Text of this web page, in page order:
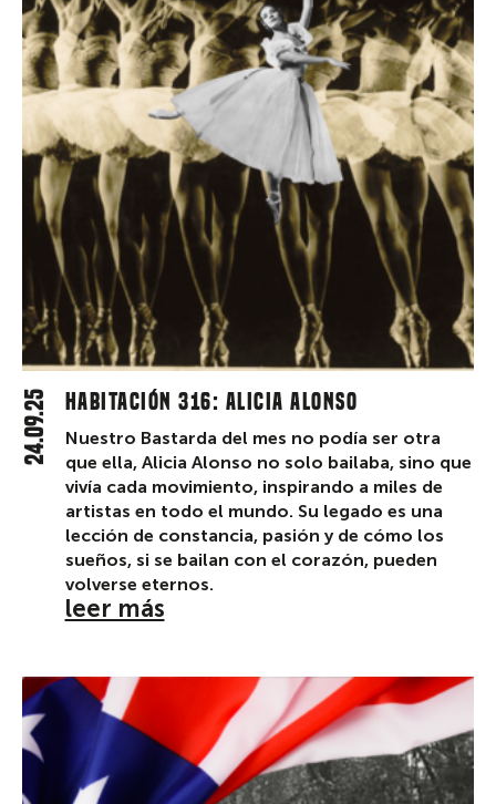
Habitación 316: Alicia Alonso
24.09.25
Nuestro Bastarda del mes no podía ser otra
que ella, Alicia Alonso no solo bailaba, sino que
vivía cada movimiento, inspirando a miles de
artistas en todo el mundo. Su legado es una
lección de constancia, pasión y de cómo los
sueños, si se bailan con el corazón, pueden
volverse eternos.
leer más